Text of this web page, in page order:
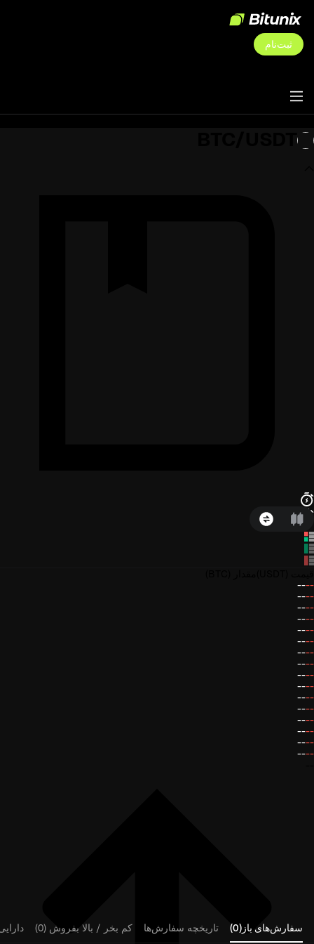
ثبت‌نام
--
--
--
--
--
--
--
--
--
--
--
--
--
--
--
--
--
--
--
--
--
--
--
--
--
--
--
--
--
--
--
--
سفارش‌های باز(0) تاریخچه سفارش‌ها کم بخر / بالا بفروش (0)